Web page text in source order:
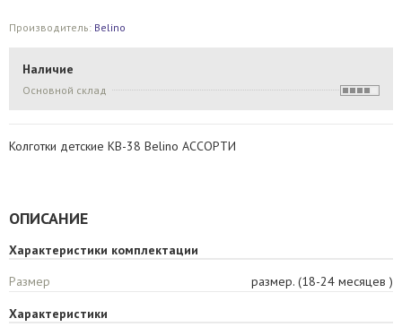
Производитель: Belino
Наличие
Основной склад
Колготки детские KB-38 Belino АССОРТИ
ОПИСАНИЕ
Характеристики комплектации
Размер
размер. (18-24 месяцев )
Характеристики